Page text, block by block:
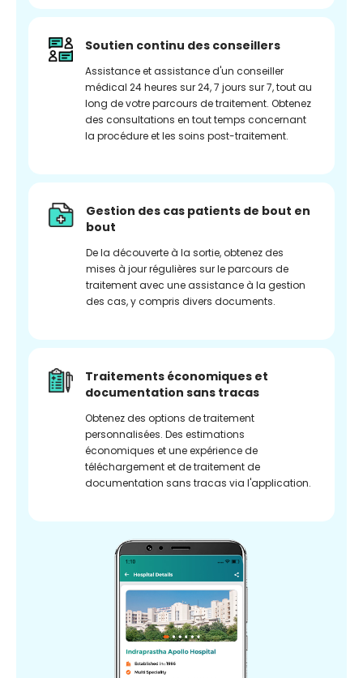
Soutien continu des conseillers
Assistance et assistance d'un conseiller
médical 24 heures sur 24, 7 jours sur 7, tout au
long de votre parcours de traitement. Obtenez
des consultations en tout temps concernant
la procédure et les soins post-traitement.
Gestion des cas patients de bout en
bout
De la découverte à la sortie, obtenez des
mises à jour régulières sur le parcours de
traitement avec une assistance à la gestion
des cas, y compris divers documents.
Traitements économiques et
documentation sans tracas
Obtenez des options de traitement
personnalisées. Des estimations
économiques et une expérience de
téléchargement et de traitement de
documentation sans tracas via l'application.